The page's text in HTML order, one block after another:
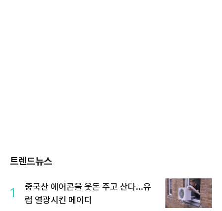
트렌드뉴스
1
중국산 에어콘을 웃돈 주고 산다...유
럽 열광시킨 메이디